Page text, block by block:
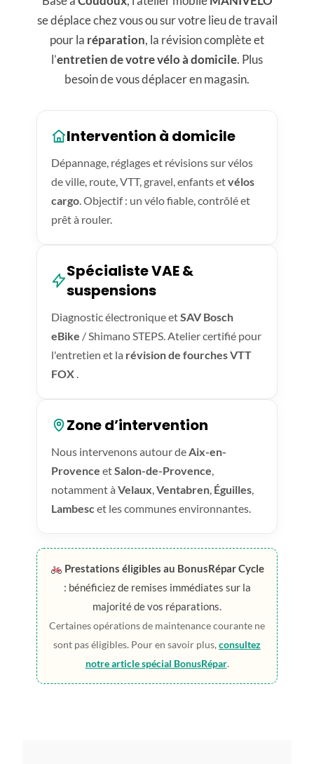
se déplace chez vous ou sur votre lieu de travail
pour la réparation, la révision complète et
l’entretien de votre vélo à domicile. Plus
besoin de vous déplacer en magasin.
Intervention à domicile
Dépannage, réglages et révisions sur vélos
de ville, route, VTT, gravel, enfants etvélos
cargo. Objectif : un vélo fiable, contrôlé et
prêt à rouler.
Spécialiste VAE &
suspensions
Diagnostic électronique etSAV Bosch
eBike / Shimano STEPS. Atelier certifié pour
l'entretien et la révision de fourches VTT
FOX .
Zone d’intervention
Nous intervenons autour deAix-en-
Provence etSalon-de-Provence,
notamment àVelaux,Ventabren, Éguilles,
Lambescet les communes environnantes.
Prestations éligibles au BonusRépar Cycle
: bénéficiez de remises immédiates sur la
majorité de vos réparations.
Certaines opérations de maintenance courante ne
sont pas éligibles. Pour en savoir plus,consultez
notre article spécial BonusRépar.